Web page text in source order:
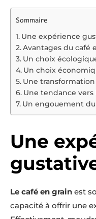
Sommaire
Une expérience
Avantages du café
Un choix
Un choix
Une
Une tendance vers
Un engouement
Une
Le café en grain est
capacité à offrir une